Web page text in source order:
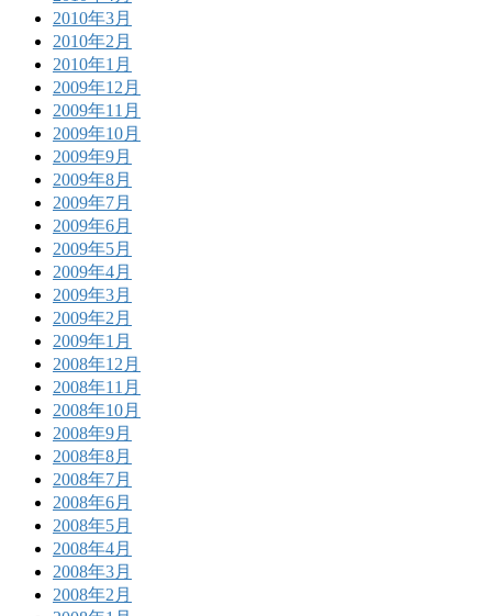
2010年3月
2010年2月
2010年1月
2009年12月
2009年11月
2009年10月
2009年9月
2009年8月
2009年7月
2009年6月
2009年5月
2009年4月
2009年3月
2009年2月
2009年1月
2008年12月
2008年11月
2008年10月
2008年9月
2008年8月
2008年7月
2008年6月
2008年5月
2008年4月
2008年3月
2008年2月